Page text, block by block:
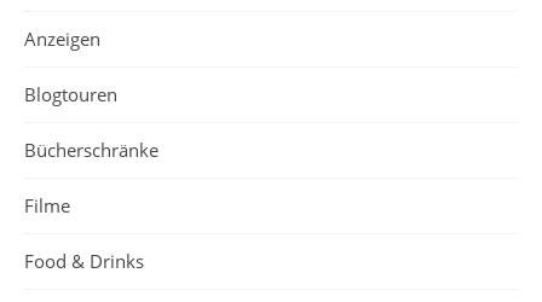
Anzeigen
Blogtouren
Bücherschränke
Filme
Food & Drinks